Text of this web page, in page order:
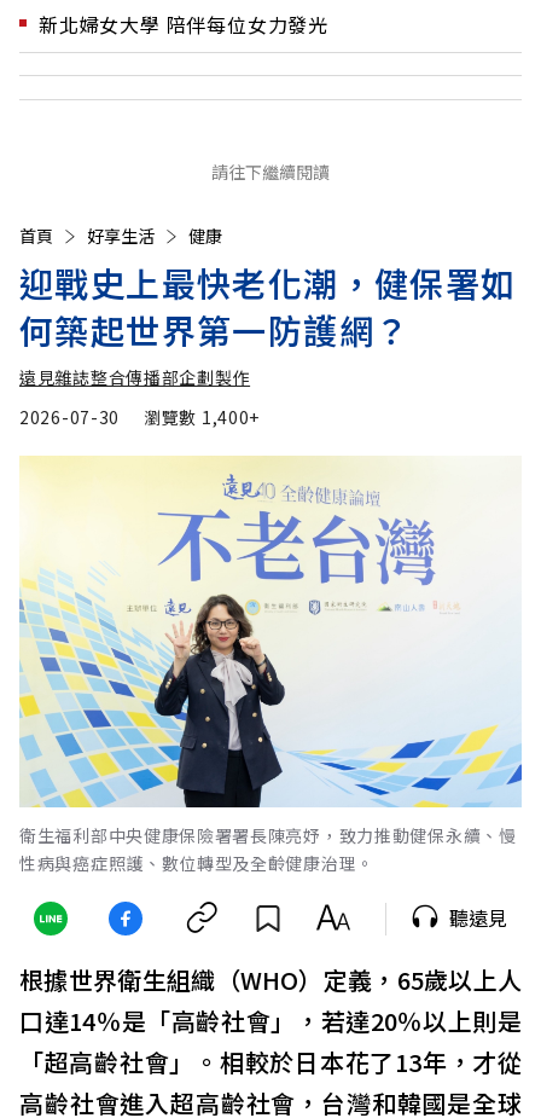
新北婦女大學 陪伴每位女力發光
請往下繼續閱讀
首頁 好享生活 健康
迎戰史上最快老化潮，健保署如
何築起世界第一防護網？
遠見雜誌整合傳播部企劃製作
2026-07-30
瀏覽數 1,400+
衛生福利部中央健康保險署署長陳亮妤，致力推動健保永續、慢
性病與癌症照護、數位轉型及全齡健康治理。
聽遠見
根據世界衛生組織（WHO）定義，65歲以上人
口達14％是「高齡社會」，若達20％以上則是
「超高齡社會」。相較於日本花了13年，才從
高齡社會進入超高齡社會，台灣和韓國是全球